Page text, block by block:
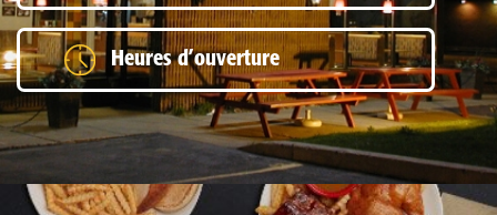
Heures d’ouverture